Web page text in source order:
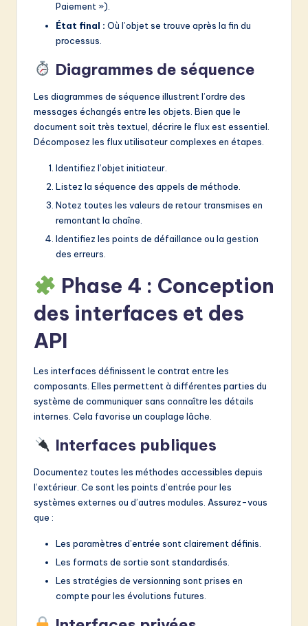
Paiement »).
État final : Où l’objet se trouve après la fin du
processus.
Diagrammes de séquence
Les diagrammes de séquence illustrent l’ordre des
messages échangés entre les objets. Bien que le
document soit très textuel, décrire le flux est essentiel.
Décomposez les flux utilisateur complexes en étapes.
Identifiez l’objet initiateur.
Listez la séquence des appels de méthode.
Notez toutes les valeurs de retour transmises en
remontant la chaîne.
Identifiez les points de défaillance ou la gestion
des erreurs.
Phase 4 : Conception
des interfaces et des
API
Les interfaces définissent le contrat entre les
composants. Elles permettent à différentes parties du
système de communiquer sans connaître les détails
internes. Cela favorise un couplage lâche.
Interfaces publiques
Documentez toutes les méthodes accessibles depuis
l’extérieur. Ce sont les points d’entrée pour les
systèmes externes ou d’autres modules. Assurez-vous
que :
Les paramètres d’entrée sont clairement définis.
Les formats de sortie sont standardisés.
Les stratégies de versionning sont prises en
compte pour les évolutions futures.